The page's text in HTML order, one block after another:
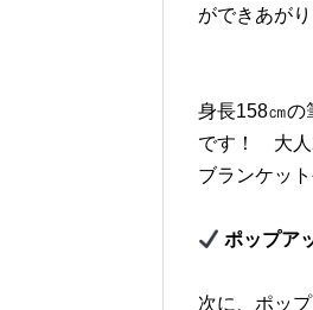
ができあが
身長158㎝の
です！ 大人
ブランケッ
ポップア
次に、ポッ